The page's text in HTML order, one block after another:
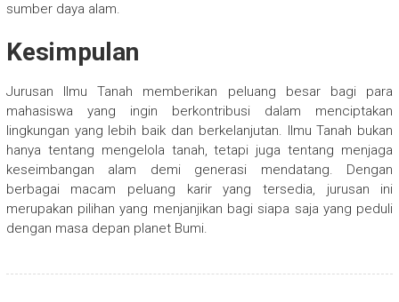
sumber daya alam.
Kesimpulan
Jurusan Ilmu Tanah memberikan peluang besar bagi para
mahasiswa yang ingin berkontribusi dalam menciptakan
lingkungan yang lebih baik dan berkelanjutan. Ilmu Tanah bukan
hanya tentang mengelola tanah, tetapi juga tentang menjaga
keseimbangan alam demi generasi mendatang. Dengan
berbagai macam peluang karir yang tersedia, jurusan ini
merupakan pilihan yang menjanjikan bagi siapa saja yang peduli
dengan masa depan planet Bumi.